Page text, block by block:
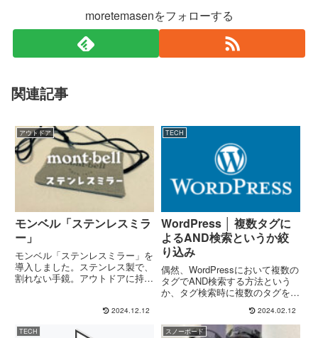
moretemasenをフォローする
関連記事
アウトドア
モンベル「ステンレスミラ
ー」
モンベル「ステンレスミラー」を
導入しました。ステンレス製で、
割れない手鏡。アウトドアに持っ
りませんが、けっこうちゃんとし
で31.2グラムでした。収納袋...
2024.12.12
TECH
WordPress │ 複数タグに
よるAND検索というか絞
り込み
偶然、WordPressにおいて複数の
タグでAND検索する方法という
か、タグ検索時に複数のタグを指
い興奮とともにお伝えした
い!!256ミリ秒ほどググった感じ
2024.02.12
TECH スノーボード